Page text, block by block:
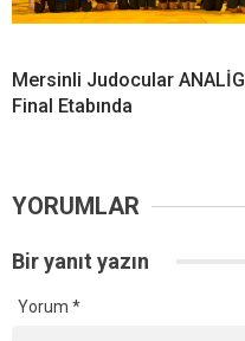
Mersinli Judocular ANALİG
Final Etabında
YORUMLAR
Bir yanıt yazın
Yorum *